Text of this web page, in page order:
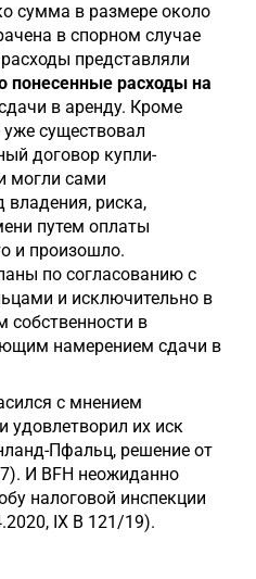
сумма в размере около
в спорном случае
представляли
понесенные расходы на
в аренду. Кроме
существовал
договор купли-
могли сами
владения, риска,
путем оплаты
и произошло.
по согласованию с
и исключительно в
собственности в
намерением сдачи в
с мнением
удовлетворил их иск
Пфальц, решение от
И BFH неожиданно
налоговой инспекции
IX B 121/19).